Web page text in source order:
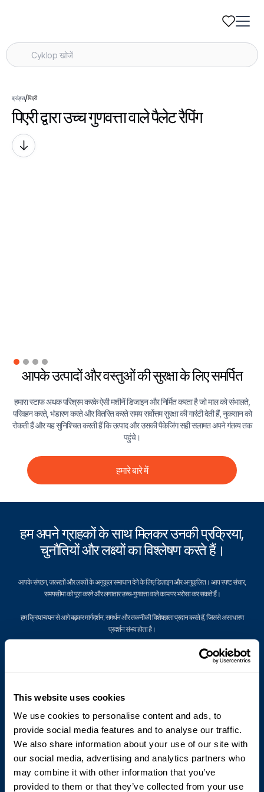
This website uses cookies
We use cookies to personalise content and ads, to
provide social media features and to analyse our traffic.
We also share information about your use of our site with
our social media, advertising and analytics partners who
may combine it with other information that you’ve
provided to them or that they’ve collected from your use
ब्रांड्स/पिएरी
पिएरी द्वारा उच्च गुणवत्ता वाले पैलेट रैपिंग
आपके उत्पादों और वस्तुओं की सुरक्षा के लिए समर्पित
हमारा स्टाफ अथक परिश्रम करके ऐसी मशीनें डिजाइन और निर्मित करता है जो माल को संभालते,
परिवहन करते, भंडारण करते और वितरित करते समय सर्वोत्तम सुरक्षा की गारंटी देती हैं, नुकसान को
रोकती हैं और यह सुनिश्चित करती हैं कि उत्पाद और उसकी पैकेजिंग सही सलामत अपने गंतव्य तक
पहुंचे।
हमारे बारे में
हम अपने ग्राहकों के साथ मिलकर उनकी प्रक्रिया,
चुनौतियों और लक्ष्यों का विश्लेषण करते हैं।
आपके संगठन, ज़रूरतों और लक्ष्यों के अनुकूल समाधान देने के लिए डिज़ाइन और अनुकूलित। आप स्पष्ट संचार,
समयसीमा को पूरा करने और लगातार उच्च-गुणवत्ता वाले काम पर भरोसा कर सकते हैं।
हम क्रियान्वयन से आगे बढ़कर मार्गदर्शन, समर्थन और तकनीकी विशेषज्ञता प्रदान करते हैं, जिससे असाधारण
प्रदर्शन संभव होता है।